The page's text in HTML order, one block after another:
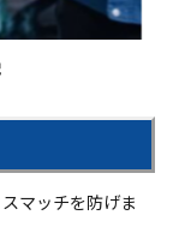
マッチを防げま